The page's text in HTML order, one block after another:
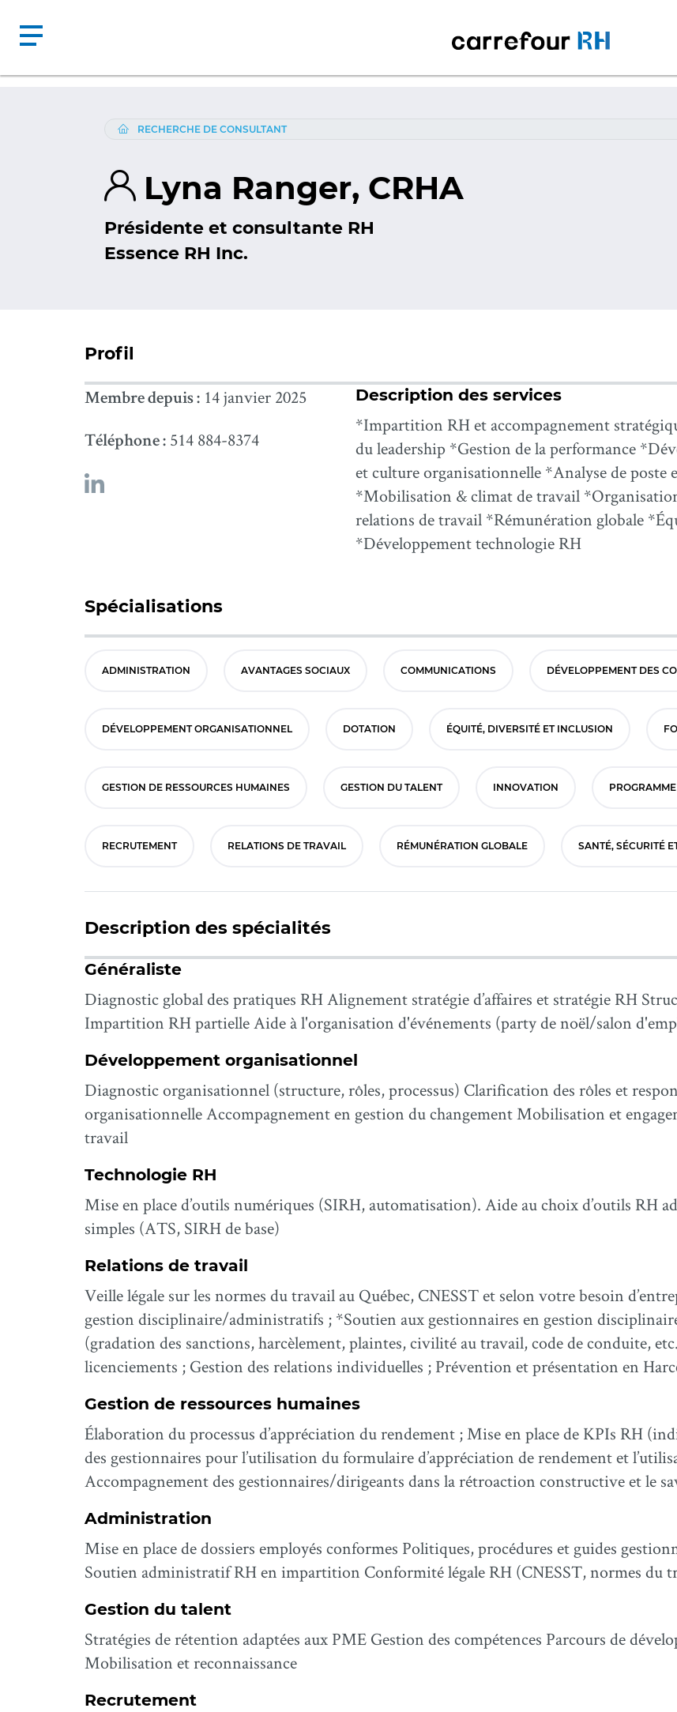
RECHERCHE DE CONSULTANT
Lyna Ranger, CRHA
Présidente et consultante RH
Essence RH Inc.
Profil
Membre depuis : 14 janvier 2025
Téléphone : 514 884-8374
Description des services
*Impartition RH et accompagnement
du leadership *Gestion de la performance
et culture organisationnelle *Analyse de poste
*Mobilisation & climat de travail
relations de travail *Rémunération globale
*Développement technologie RH
Spécialisations
ADMINISTRATION AVANTAGES SOCIAUX COMMUNICATIONS DÉVELOPPEMENT DES
DÉVELOPPEMENT ORGANISATIONNEL DOTATION ÉQUITÉ, DIVERSITÉ ET INCLUSION
GESTION DE RESSOURCES HUMAINES GESTION DU TALENT INNOVATION
RECRUTEMENT RELATIONS DE TRAVAIL RÉMUNÉRATION GLOBALE SANTÉ, SÉCURITÉ
Description des spécialités
Généraliste
Diagnostic global des pratiques RH Alignement stratégie d’affaires et stratégie RH
Impartition RH partielle Aide à l'organisation d'événements (party de noël/salon
Développement organisationnel
Diagnostic organisationnel (structure, rôles, processus) Clarification des rôles et
organisationnelle Accompagnement en gestion du changement Mobilisation et
travail
Technologie RH
Mise en place d’outils numériques (SIRH, automatisation). Aide au choix d’outils RH
simples (ATS, SIRH de base)
Relations de travail
Veille légale sur les normes du travail au Québec, CNESST et selon votre besoin
gestion disciplinaire/administratifs ; *Soutien aux gestionnaires en gestion
(gradation des sanctions, harcèlement, plaintes, civilité au travail, code de conduite,
licenciements ; Gestion des relations individuelles ; Prévention et présentation en
Gestion de ressources humaines
Élaboration du processus d’appréciation du rendement ; Mise en place de KPIs RH
des gestionnaires pour l’utilisation du formulaire d’appréciation de rendement et
Accompagnement des gestionnaires/dirigeants dans la rétroaction constructive et le
Administration
Mise en place de dossiers employés conformes Politiques, procédures et guides
Soutien administratif RH en impartition Conformité légale RH (CNESST, normes du
Gestion du talent
Stratégies de rétention adaptées aux PME Gestion des compétences Parcours de
Mobilisation et reconnaissance
Recrutement